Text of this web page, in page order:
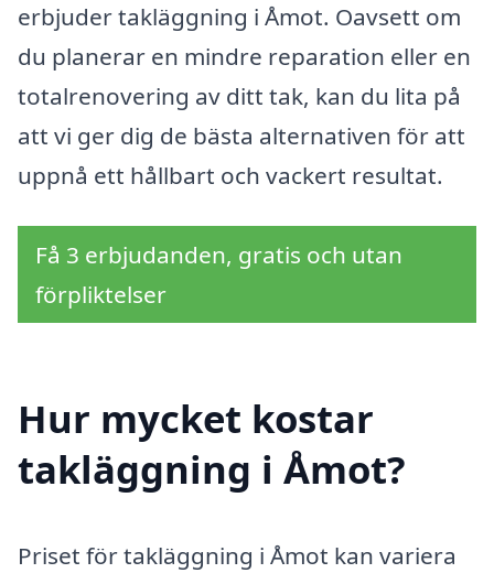
erbjuder takläggning i Åmot. Oavsett om
du planerar en mindre reparation eller en
totalrenovering av ditt tak, kan du lita på
att vi ger dig de bästa alternativen för att
uppnå ett hållbart och vackert resultat.
Få 3 erbjudanden, gratis och utan
förpliktelser
Hur mycket kostar
takläggning i Åmot?
Priset för takläggning i Åmot kan variera